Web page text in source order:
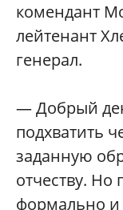
комендант
лейтенант
генерал.
— Добрый
подхватить
заданную
отчеству. Но
формально и